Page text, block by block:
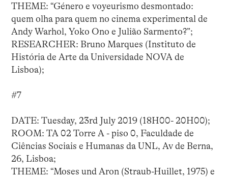
THEME: “Género e voyeurismo desmontado:
quem olha para quem no cinema experimental de
Andy Warhol, Yoko Ono e Julião Sarmento?”;
RESEARCHER: Bruno Marques (Instituto de
História de Arte da Universidade NOVA de
Lisboa);
#7
DATE: Tuesday, 23rd July 2019 (18H00- 20H00);
ROOM: TA 02 Torre A - piso 0, Faculdade de
Ciências Sociais e Humanas da UNL, Av de Berna,
26, Lisboa;
THEME: “Moses und Aron (Straub-Huillet, 1975) e